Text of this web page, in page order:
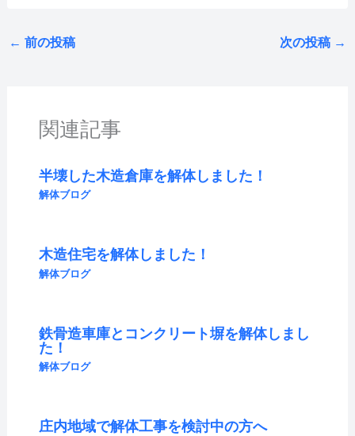
← 前の投稿 次の投稿 →
関連記事
半壊した木造倉庫を解体しました！
解体ブログ
木造住宅を解体しました！
解体ブログ
鉄骨造車庫とコンクリート塀を解体しまし
た！
解体ブログ
庄内地域で解体工事を検討中の方へ